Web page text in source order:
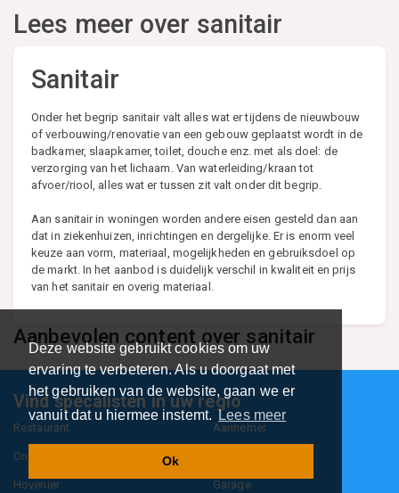
Deze website gebruikt cookies om uw
ervaring te verbeteren. Als u doorgaat met
het gebruiken van de website, gaan we er
vanuit dat u hiermee instemt. Lees meer
Ok
Lees meer over sanitair
Sanitair
Onder het begrip sanitair valt alles wat er tijdens de nieuwbouw
of verbouwing/renovatie van een gebouw geplaatst wordt in de
badkamer, slaapkamer, toilet, douche enz. met als doel: de
verzorging van het lichaam. Van waterleiding/kraan tot
afvoer/riool, alles wat er tussen zit valt onder dit begrip.
Aan sanitair in woningen worden andere eisen gesteld dan aan
dat in ziekenhuizen, inrichtingen en dergelijke. Er is enorm veel
keuze aan vorm, materiaal, mogelijkheden en gebruiksdoel op
de markt. In het aanbod is duidelijk verschil in kwaliteit en prijs
van het sanitair en overig materiaal.
Aanbevolen content over sanitair
Vind specalisten in uw regio
Restaurant Aannemer
Onderwijs en Opleidingen
Hovenier Garage